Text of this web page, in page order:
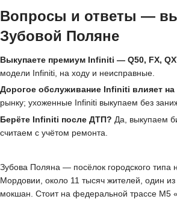
Вопросы и ответы —
Зубовой Поляне
Выкупаете премиум Infiniti — Q50, FX,
модели Infiniti, на ходу и неисправные.
Дорогое обслуживание Infiniti влияет на
рынку; ухоженные Infiniti выкупаем без
Берёте Infiniti после ДТП? Да, выкупаем
считаем с учётом ремонта.
Зубова Поляна — посёлок городского типа
Мордовии, около 11 тысяч жителей, один
мокшан. Стоит на федеральной трассе М5